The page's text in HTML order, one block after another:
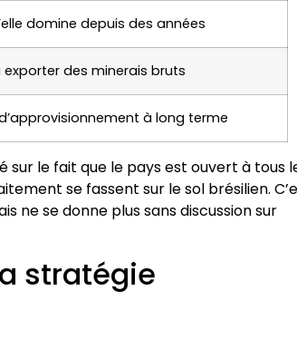
domine depuis des années
des minerais bruts
à long terme
sur le fait que le pays est ouvert à tous
se fassent sur le sol brésilien.
ne se donne plus sans discussion sur
stratégie